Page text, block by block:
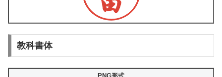
教科書体